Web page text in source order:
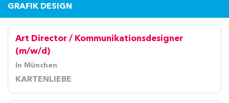
GRAFIK DESIGN
Art Director / Kommunikationsdesigner
(m/w/d)
In München
KARTENLIEBE